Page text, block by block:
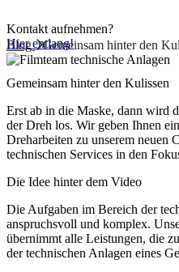
Kontakt aufnehmen?
Hier entlang!
Blog Gemeinsam hinter den
Gemeinsam hinter den Kulissen
Erst ab in die Maske, dann wird
der Dreh los. Wir geben Ihnen
Dreharbeiten zu unserem neuen
technischen Services in den
Die Idee hinter dem Video
Die Aufgaben im Bereich der
anspruchsvoll und komplex.
übernimmt alle Leistungen, die
der technischen Anlagen eines